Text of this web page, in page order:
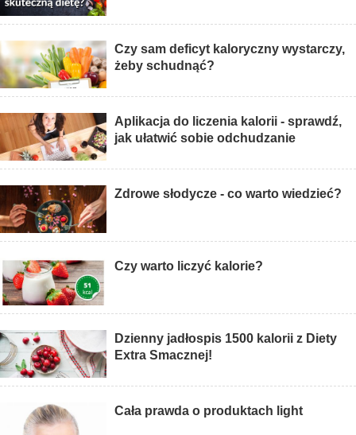
Czy sam deficyt kaloryczny wystarczy,
żeby schudnąć?
Aplikacja do liczenia kalorii - sprawdź,
jak ułatwić sobie odchudzanie
Zdrowe słodycze - co warto wiedzieć?
Czy warto liczyć kalorie?
Dzienny jadłospis 1500 kalorii z Diety
Extra Smacznej!
Cała prawda o produktach light